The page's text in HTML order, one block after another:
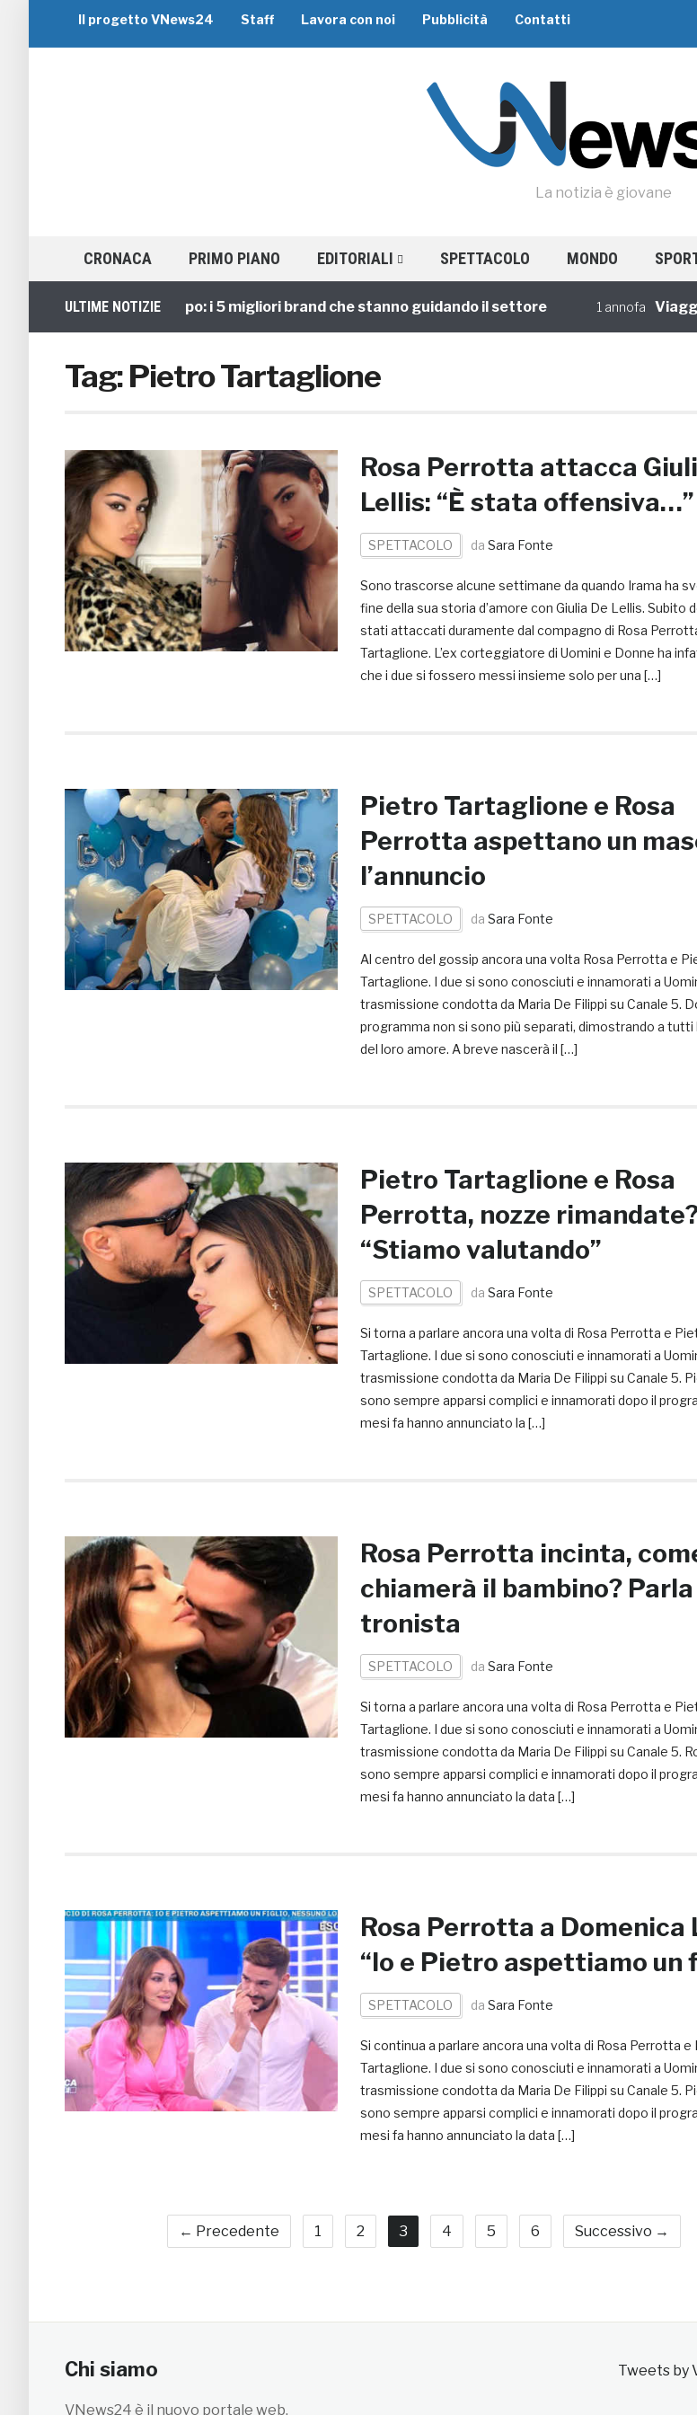
Il progetto VNews24 Staff Lavora con noi Pubblicità Contatti
La notizia è giovane
CRONACA PRIMO PIANO EDITORIALI SPETTACOLO MONDO
ULTIME NOTIZIE
Viaggi di Gruppo: i 5 migliori brand che stanno guidando il settore 1 annofa Viaggi di
Tag:Pietro Tartaglione
Rosa Perrotta attacca
Lellis: “È stata offensiva…”
SPETTACOLO da Sara Fonte
Sono trascorse alcune settimane da quando Irama ha
fine della sua storia d’amore con Giulia De Lellis. Subito
stati attaccati duramente dal compagno di Rosa
Tartaglione. L’ex corteggiatore di Uomini e Donne ha
che i due si fossero messi insieme solo per una […]
Pietro Tartaglione e Rosa
Perrotta aspettano un
l’annuncio
SPETTACOLO da Sara Fonte
Al centro del gossip ancora una volta Rosa Perrotta e
Tartaglione. I due si sono conosciuti e innamorati a
trasmissione condotta da Maria De Filippi su Canale 5.
programma non si sono più separati, dimostrando a tutti
del loro amore. A breve nascerà il […]
Pietro Tartaglione e Rosa
Perrotta, nozze
“Stiamo valutando”
SPETTACOLO da Sara Fonte
Si torna a parlare ancora una volta di Rosa Perrotta e
Tartaglione. I due si sono conosciuti e innamorati a
trasmissione condotta da Maria De Filippi su Canale 5.
sono sempre apparsi complici e innamorati dopo il
mesi fa hanno annunciato la […]
Rosa Perrotta incinta,
chiamerà il bambino? Parla
tronista
SPETTACOLO da Sara Fonte
Si torna a parlare ancora una volta di Rosa Perrotta e
Tartaglione. I due si sono conosciuti e innamorati a
trasmissione condotta da Maria De Filippi su Canale 5.
sono sempre apparsi complici e innamorati dopo il
mesi fa hanno annunciato la data […]
Rosa Perrotta a Domenica
“Io e Pietro aspettiamo un
SPETTACOLO da Sara Fonte
Si continua a parlare ancora una volta di Rosa Perrotta e
Tartaglione. I due si sono conosciuti e innamorati a
trasmissione condotta da Maria De Filippi su Canale 5.
sono sempre apparsi complici e innamorati dopo il
mesi fa hanno annunciato la data […]
← Precedente 1 2 3 4 5 6 Successivo →
Chi siamo
VNews24 è il nuovo portale web,
Tweets by